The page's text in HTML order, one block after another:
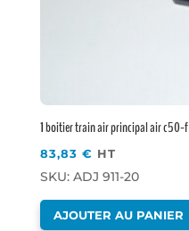
1 boitier train air principal air c50-f
83,83€ HT
SKU: ADJ 911-20
AJOUTER AU PANIER